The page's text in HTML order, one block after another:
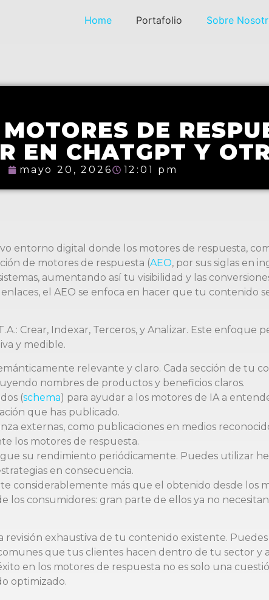
Home Portafolio Sobre
DE
EN CHATGPT Y
mayo 20, 2026 12:01 pm
entorno digital donde los motores de respuesta,
de motores de respuesta (AEO, por sus siglas en
aumentando así tu visibilidad y las
el AEO se enfoca en hacer que tu contenido
Crear, Indexar, Terceros, y Analizar. Este enfoque
y medible.
relevante y claro. Cada sección de tu
nombres de productos y beneficios claros.
(schema) para ayudar a los motores de IA a
que has publicado.
externas, como publicaciones en medios
los motores de respuesta.
su rendimiento periódicamente. Puedes utilizar
en consecuencia.
considerablemente más que el obtenido desde los
los consumidores: gran parte de ellos ya no
revisión exhaustiva de tu contenido existente.
que tus clientes hacen dentro de tu sector
en los motores de respuesta no es solo una
optimizado.